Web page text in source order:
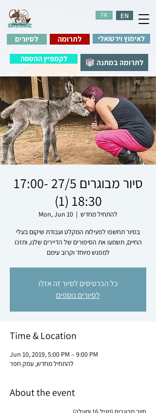
EN
FR
לתרומה לאימוץ וירטואלי
לתרומה במתנה
לסיורים
לקמפיין ההטסה
סיור מבוגרים 27/5 17:00-
18:30 (1)
Mon, Jun 10
  |
להתחיל מחדש
בסיור תחשפו לפעילות המקלט ועבודת שיקום בעלי
החיים, תשמעו את הסיפורים של הדיירים שלנו, ותזכו
למפגש מיוחד וקרוב עימם
כל הכרטיסים לסיור זה אזלו
לסיורים נוספים
Time & Location
Jun 10, 2019, 5:00 PM – 9:00 PM
להתחיל מחדש, עמק חפר
About the event